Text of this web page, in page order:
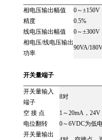
相电压输出幅值
0～±150V
精度
0.5%
线电压输出幅值
0～±300V
相电压/线电压输出
功率
90VA/
开关量端子
开关量输入
端子
8对
空 接 点
1～20mA，
电位翻转
0～6VDC为低
开关量输出